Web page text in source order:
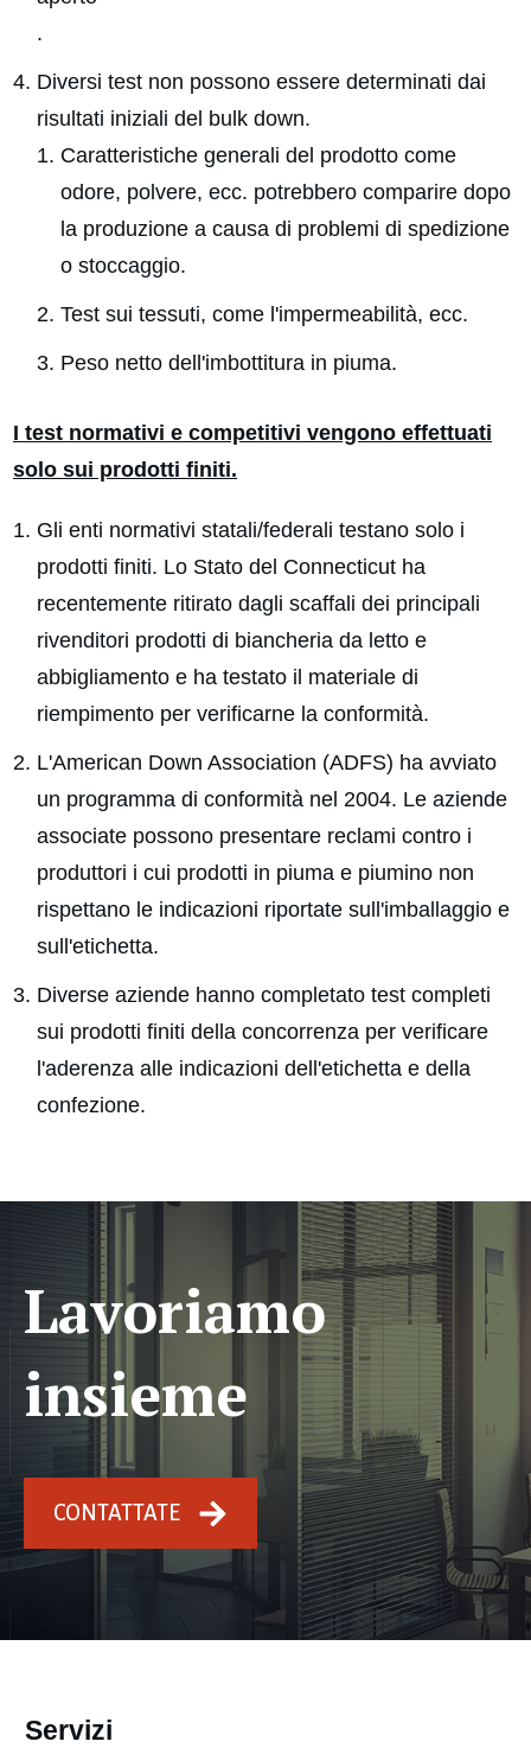
.
Diversi test non possono essere determinati dai
risultati iniziali del bulk down.
Caratteristiche generali del prodotto come
odore, polvere, ecc. potrebbero comparire dopo
la produzione a causa di problemi di spedizione
o stoccaggio.
Test sui tessuti, come l'impermeabilità, ecc.
Peso netto dell'imbottitura in piuma.
I test normativi e competitivi vengono effettuati
solo sui prodotti finiti.
Gli enti normativi statali/federali testano solo i
prodotti finiti. Lo Stato del Connecticut ha
recentemente ritirato dagli scaffali dei principali
rivenditori prodotti di biancheria da letto e
abbigliamento e ha testato il materiale di
riempimento per verificarne la conformità.
L'American Down Association (ADFS) ha avviato
un programma di conformità nel 2004. Le aziende
associate possono presentare reclami contro i
produttori i cui prodotti in piuma e piumino non
rispettano le indicazioni riportate sull'imballaggio e
sull'etichetta.
Diverse aziende hanno completato test completi
sui prodotti finiti della concorrenza per verificare
l'aderenza alle indicazioni dell'etichetta e della
confezione.
Lavoriamo
insieme
CONTATTATE
Servizi